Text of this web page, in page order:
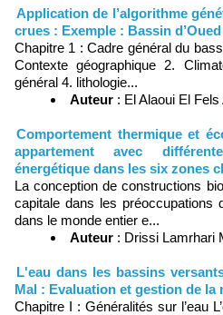
Application de l’algorithme
crues : Exemple : Bassin d’Oued
Chapitre 1 : Cadre général du
Contexte géographique 2.
général 4. lithologie...
Auteur : El Alaoui El Fels
Comportement thermique et
appartement avec
énergétique dans les six zones
La conception de constructions
capitale dans les préoccupations
dans le monde entier e...
Auteur : Drissi Lamrhari
L'eau dans les bassins
Mal : Evaluation et gestion de la
Chapitre I : Généralités sur l’eau